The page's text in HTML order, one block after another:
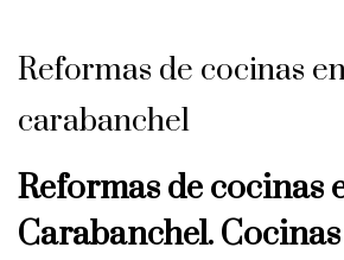
Reformas de cocinas
carabanchel
Reformas de cocinas
Carabanchel.